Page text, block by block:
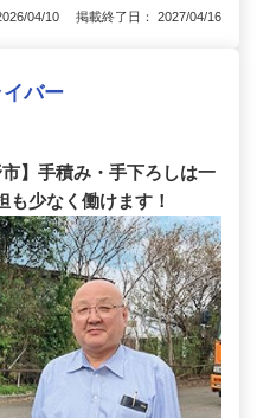
04/10 掲載終了日： 2027/04/16
バー
】手積み・手下ろしは一
少なく働けます！